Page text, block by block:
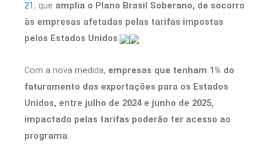
21, que amplia o Plano Brasil Soberano, de socorro
às empresas afetadas pelas tarifas impostas
pelos Estados Unidos.
Com a nova medida, empresas que tenham 1% do
faturamento das exportações para os Estados
Unidos, entre julho de 2024 e junho de 2025,
impactado pelas tarifas poderão ter acesso ao
programa.